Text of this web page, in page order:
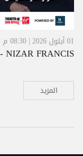
01 أيلول 2026 | 08:30 م
FRANCIS
المزيد